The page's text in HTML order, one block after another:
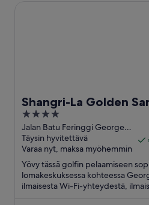
Shangri-La Golden
Penang
4
out
of
5
Jalan Batu Feringgi George
Town Penang
Täysin hyvitettävä
Varaa nyt, maksa myöhemmin
Yövy tässä golfin pelaamiseen
lomakeskuksessa kohteessa
ilmaisesta Wi-Fi-yhteydestä,